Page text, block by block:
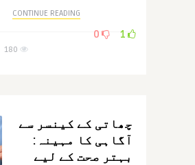
CONTINUE READING
چھاتی کے کینسر سے
آگاہی کا مہینہ:
بہتر صحت کے لیے